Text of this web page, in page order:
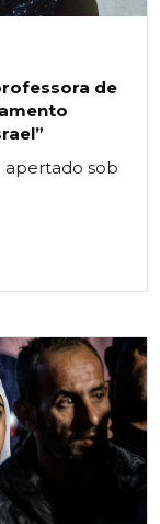
de
apertado sob